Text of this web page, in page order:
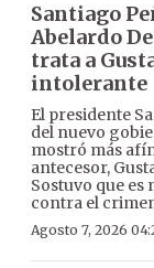
Santiago
Abelardo
trata a
intolerante
El presidente
del nuevo
mostró más
antecesor,
Sostuvo que
contra el
Agosto 7, 2026